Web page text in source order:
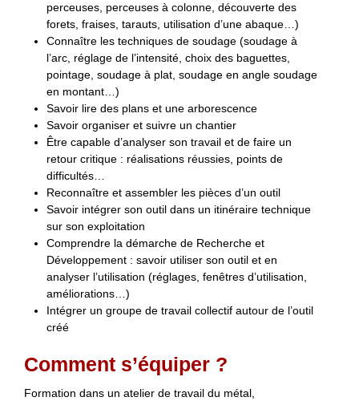
perceuses, perceuses à colonne, découverte des
forets, fraises, tarauts, utilisation d’une abaque…)
Connaître les techniques de soudage (soudage à
l’arc, réglage de l’intensité, choix des baguettes,
pointage, soudage à plat, soudage en angle soudage
en montant…)
Savoir lire des plans et une arborescence
Savoir organiser et suivre un chantier
Être capable d’analyser son travail et de faire un
retour critique : réalisations réussies, points de
difficultés…
Reconnaître et assembler les pièces d’un outil
Savoir intégrer son outil dans un itinéraire technique
sur son exploitation
Comprendre la démarche de Recherche et
Développement : savoir utiliser son outil et en
analyser l’utilisation (réglages, fenêtres d’utilisation,
améliorations…)
Intégrer un groupe de travail collectif autour de l’outil
créé
Comment s’équiper ?
Formation dans un atelier de travail du métal,